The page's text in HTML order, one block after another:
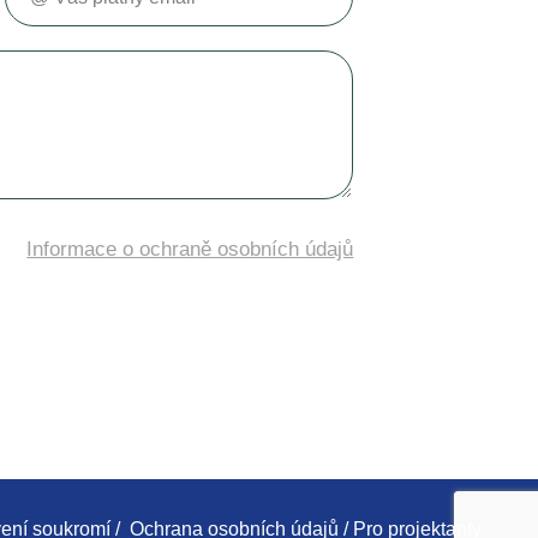
Informace o ochraně osobních údajů
soukromí / Ochrana osobních údajů / Pro projektanty